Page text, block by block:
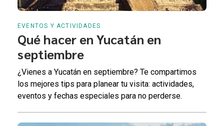
EVENTOS Y ACTIVIDADES
Qué hacer en Yucatán en
septiembre
¿Vienes a Yucatán en septiembre? Te compartimos
los mejores tips para planear tu visita: actividades,
eventos y fechas especiales para no perderse.